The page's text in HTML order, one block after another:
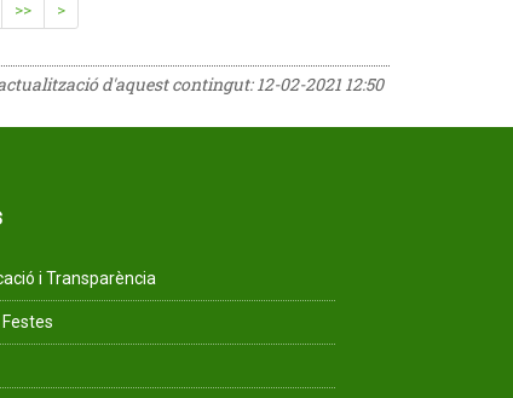
>> >
d'aquest contingut:12-02-2021 12:50
i Transparència